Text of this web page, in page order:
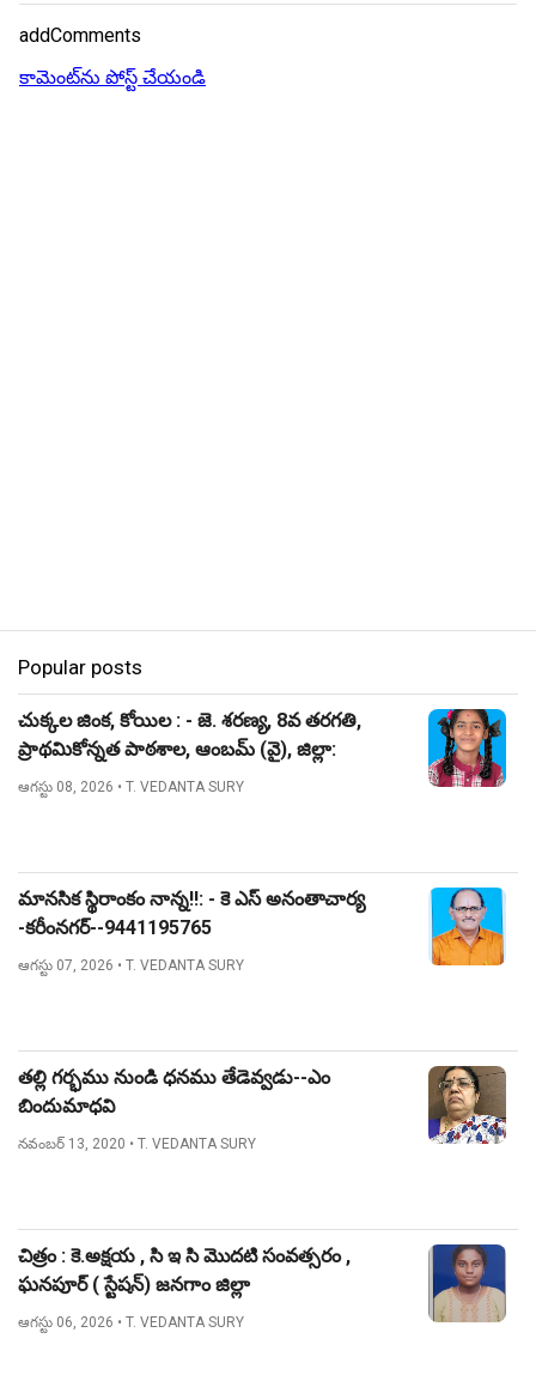
addComments
కామెంట్‌ను పోస్ట్ చేయండి
Popular posts
చుక్కల జింక, కోయిల : - జె. శరణ్య, 8వ తరగతి,
ప్రాథమికోన్నత పాఠశాల, ఆంబమ్ (వై), జిల్లా:
నిజామాబాద్.
ఆగస్టు 08, 2026 • T. VEDANTA SURY
మానసిక స్థిరాంకం నాన్న!!: - కె ఎస్ అనంతాచార్య
-కరీంనగర్--9441195765
ఆగస్టు 07, 2026 • T. VEDANTA SURY
తల్లి గర్భము నుండి ధనము తేడెవ్వడు--ఎం
బిందుమాధవి
నవంబర్ 13, 2020 • T. VEDANTA SURY
చిత్రం : కె.అక్షయ , సి ఇ సి మొదటి సంవత్సరం ,
ఘనపూర్ ( స్టేషన్) జనగాం జిల్లా
ఆగస్టు 06, 2026 • T. VEDANTA SURY